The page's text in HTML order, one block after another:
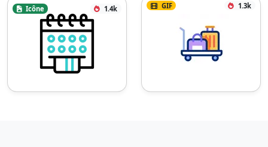
Icône 1.4k GIF 1.3k